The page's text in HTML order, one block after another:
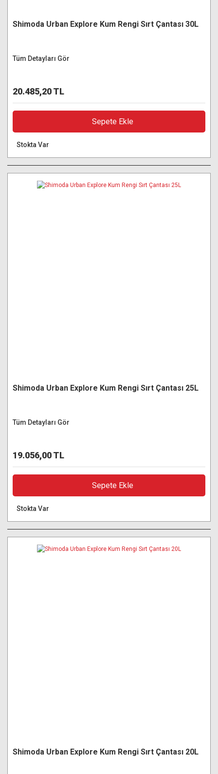
Shimoda Urban Explore Kum Rengi Sırt Çantası 30L
Tüm Detayları Gör
20.485,20 TL
Sepete Ekle
Stokta Var
Shimoda Urban Explore Kum Rengi Sırt Çantası 25L
Tüm Detayları Gör
19.056,00 TL
Sepete Ekle
Stokta Var
Shimoda Urban Explore Kum Rengi Sırt Çantası 20L